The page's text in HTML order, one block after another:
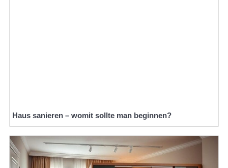
Haus sanieren – womit sollte man beginnen?